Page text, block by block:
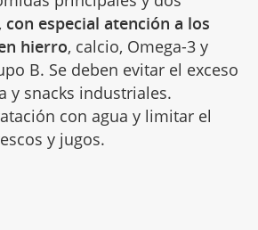
con especial atención a los
hierro, calcio, Omega-3 y
B. Se deben evitar el exceso
y snacks industriales.
con agua y limitar el
y jugos.